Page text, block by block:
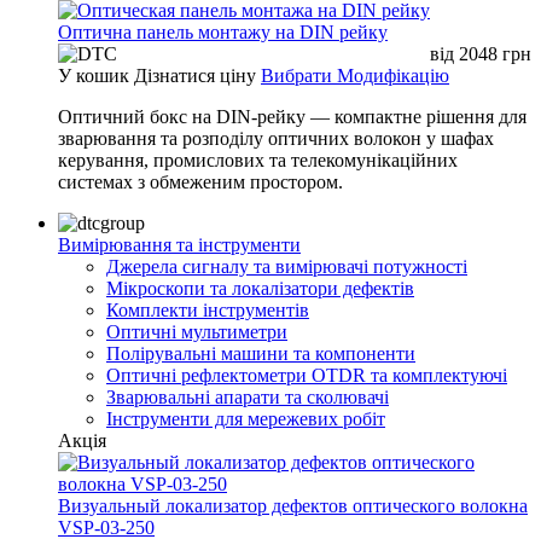
Оптична панель монтажу на DIN рейку
від 2048 грн
У кошик Дізнатися ціну Вибрати Модифікацію
Оптичний бокс на DIN-рейку — компактне рішення для
зварювання та розподілу оптичних волокон у шафах
керування, промислових та телекомунікаційних
системах з обмеженим простором.
Вимірювання та інструменти
Джерела сигналу та вимірювачі потужності
Мікроскопи та локалізатори дефектів
Комплекти інструментів
Оптичні мультиметри
Полірувальні машини та компоненти
Оптичні рефлектометри OTDR та комплектуючі
Зварювальні апарати та сколювачі
Інструменти для мережевих робіт
Акція
Визуальный локализатор дефектов оптического волокна
VSP-03-250